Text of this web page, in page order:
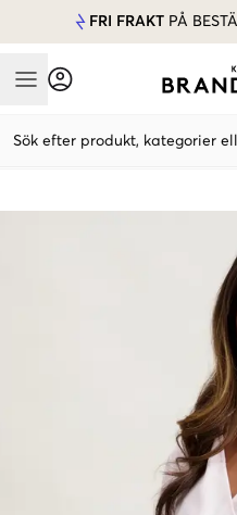
FRI FRAKT PÅ
Mobile Menu
Sök efter produkt, kategorier